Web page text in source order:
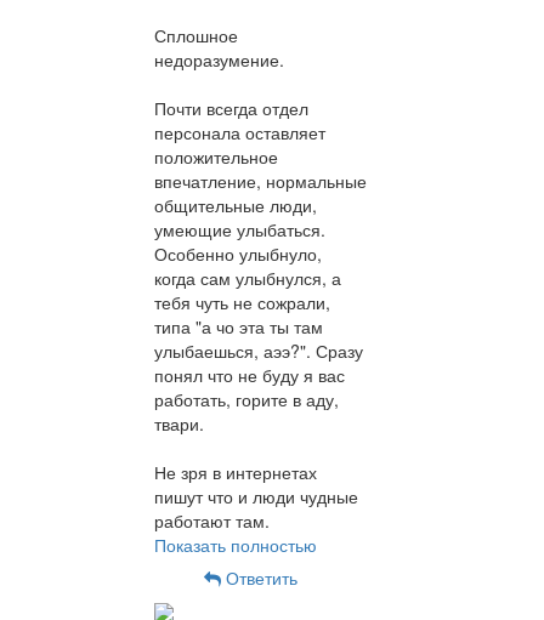
Сплошное
недоразумение.
Почти всегда отдел
персонала оставляет
положительное
впечатление, нормальные
общительные люди,
умеющие улыбаться.
Особенно улыбнуло,
когда сам улыбнулся, а
тебя чуть не сожрали,
типа "а чо эта ты там
улыбаешься, аээ?". Сразу
понял что не буду я вас
работать, горите в аду,
твари.
Не зря в интернетах
пишут что и люди чудные
работают там.
Показать полностью
Ответить